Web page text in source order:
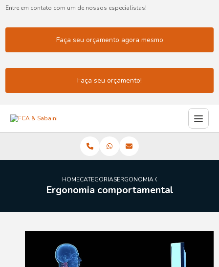
Entre em contato com um de nossos especialistas!
Faça seu orçamento agora mesmo
Faça seu orçamento!
HOMECATEGORIASERGONOMIA COMPORTAMENTAL
Ergonomia comportamental